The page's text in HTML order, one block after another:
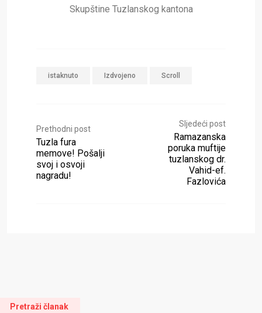
Skupštine Tuzlanskog kantona
istaknuto Izdvojeno Scroll
Prethodni post
Tuzla fura
memove! Pošalji
svoj i osvoji
nagradu!
Sljedeći post
Ramazanska
poruka muftije
tuzlanskog dr.
Vahid-ef.
Fazlovića
Pretraži članak